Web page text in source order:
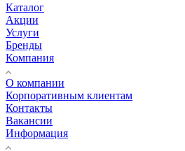
Каталог
Акции
Услуги
Бренды
Компания
О компании
Корпоративным клиентам
Контакты
Вакансии
Информация